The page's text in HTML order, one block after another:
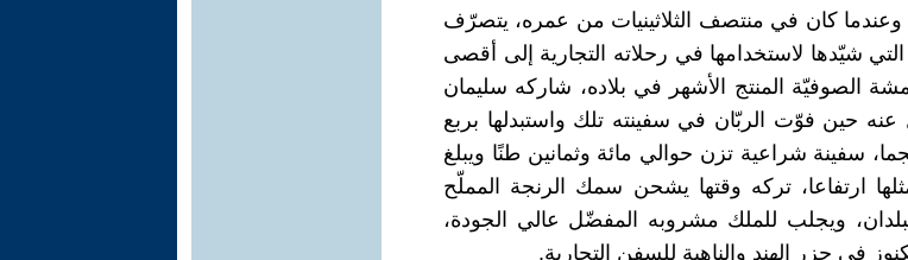
كان في منتصف الثلاثينيات من عمره، يتصرّف
شيّدها لاستخدامها في رحلاته التجارية إلى أقصى
الصوفيّة المنتج الأشهر في بلاده، شاركه سليمان
حين فوّت الربّان في سفينته تلك واستبدلها بربع
سفينة شراعية تزن حوالي مائة وثمانين طنًا ويبلغ
ارتفاعا، تركه وقتها يشحن سمك الرنجة المملّح
ويجلب للملك مشروبه المفضّل عالي الجودة،
في جزر الهند والناهبة للسفن التجارية.